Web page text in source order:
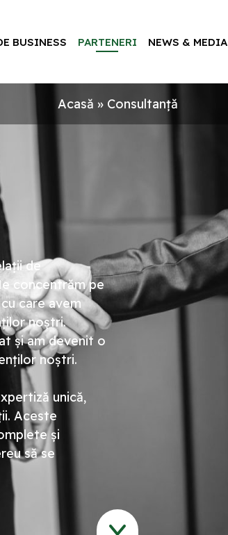
BUSINESS PARTENERI NEWS & MEDIA
Acasă » Consultanță
de
concentrăm pe
care avem
noștri.
și am devenit o
noștri.
unică,
Aceste
și
să se